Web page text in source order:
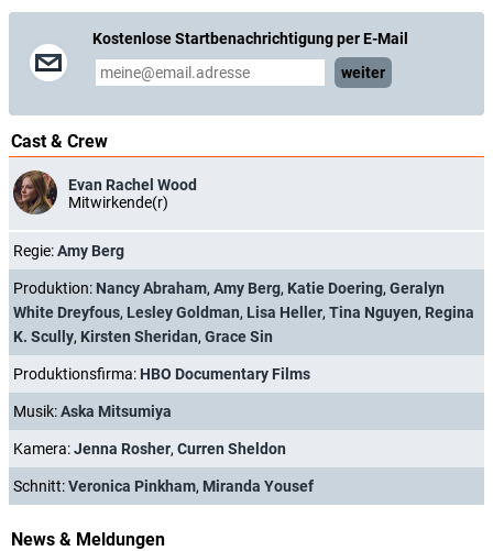
Kostenlose Startbenachrichtigung per E-Mail
weiter
Cast & Crew
Evan Rachel Wood
Mitwirkende(r)
Regie:Amy Berg
Produktion: Nancy Abraham, Amy Berg, Katie Doering, Geralyn
White Dreyfous, Lesley Goldman, Lisa Heller, Tina Nguyen, Regina
K. Scully, Kirsten Sheridan, Grace Sin
Produktionsfirma: HBO Documentary Films
Musik:Aska Mitsumiya
Kamera:Jenna Rosher, Curren Sheldon
Schnitt:Veronica Pinkham, Miranda Yousef
News & Meldungen